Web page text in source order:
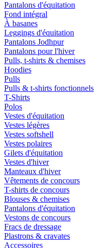
Pantalons d'équitation
Fond intégral
À basanes
Leggings d'équitation
Pantalons Jodhpur
Pantalons pour l'hiver
Pulls, t-shirts & chemises
Hoodies
Pulls
Pulls & t-shirts fonctionnels
T-Shirts
Polos
Vestes d'équitation
Vestes légères
Vestes softshell
Vestes polaires
Gilets d'équitation
Vestes d'hiver
Manteaux d'hiver
Vêtements de concours
T-shirts de concours
Blouses & chemises
Pantalons d'équitation
Vestons de concours
Fracs de dressage
Plastrons & cravates
Accessoires